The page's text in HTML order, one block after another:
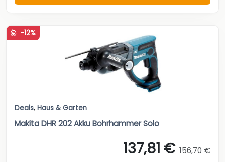
-12%
Deals, Haus & Garten
Makita DHR 202 Akku Bohrhammer Solo
137,81 € 156,70 €